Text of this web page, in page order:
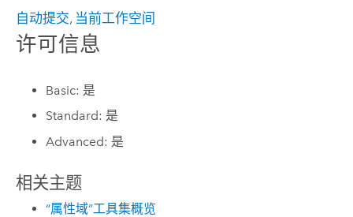
自动提交, 当前工作空间
许可信息
Basic: 是
Standard: 是
Advanced: 是
相关主题
“属性域”工具集概览